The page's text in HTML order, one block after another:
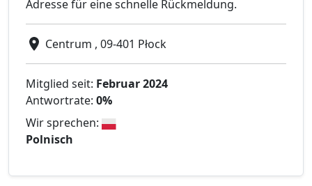
Adresse für eine schnelle Rückmeldung.
Centrum , 09-401 Płock
Mitglied seit: Februar 2024
Antwortrate: 0%
Wir sprechen:
Polnisch